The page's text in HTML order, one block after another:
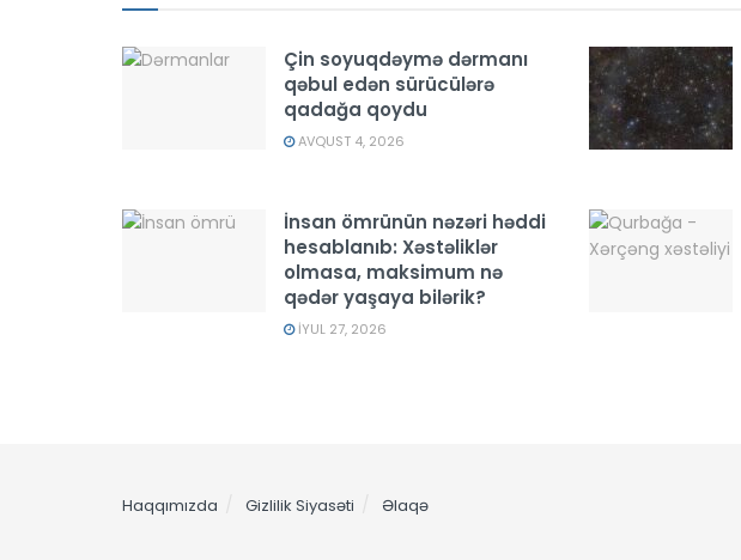
Çin soyuqdəymə dərmanı
qəbul edən sürücülərə
qadağa qoydu
AVQUST 4, 2026
İnsan ömrünün nəzəri həddi
hesablanıb: Xəstəliklər
olmasa, maksimum nə
qədər yaşaya bilərik?
İYUL 27, 2026
Haqqımızda Gizlilik Siyasəti Əlaqə